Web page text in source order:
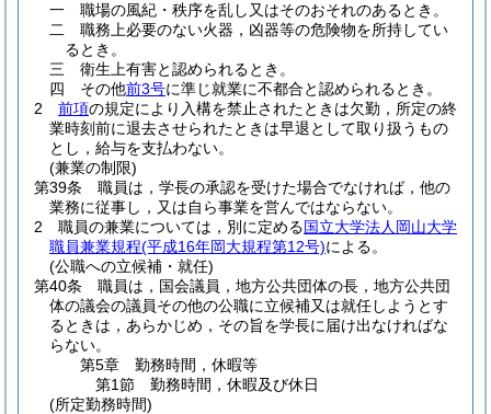
一
職場の風紀・秩序を乱し又はそのおそれのあるとき。
二
職務上必要のない火器，凶器等の危険物を所持してい
るとき。
三
衛生上有害と認められるとき。
四
その他前3号に準じ就業に不都合と認められるとき。
2
前項の規定により入構を禁止されたときは欠勤，所定の終
業時刻前に退去させられたときは早退として取り扱うもの
とし，給与を支払わない。
(兼業の制限)
第39条
職員は，学長の承認を受けた場合でなければ，他の
業務に従事し，又は自ら事業を営んではならない。
2
職員の兼業については，別に定める国立大学法人岡山大学
職員兼業規程(平成16年岡大規程第12号)による。
(公職への立候補・就任)
第40条
職員は，国会議員，地方公共団体の長，地方公共団
体の議会の議員その他の公職に立候補又は就任しようとす
るときは，あらかじめ，その旨を学長に届け出なければな
らない。
第5章
勤務時間，休暇等
第1節
勤務時間，休暇及び休日
(所定勤務時間)